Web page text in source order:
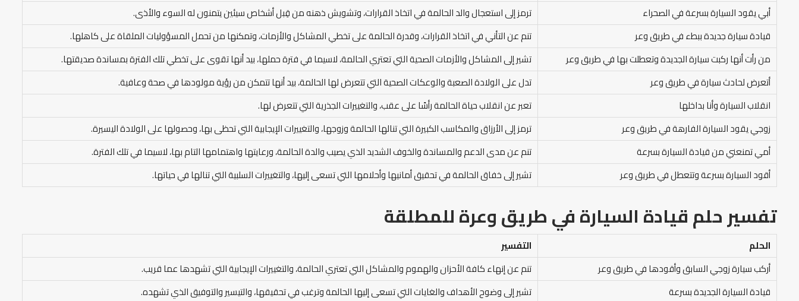
أبي يقود السيارة بسرعة في الصحراء
ترمز إلى استعجال والد الحالمة في اتخاذ القرارات، وتشويش ذهنه من قِبل أشخاص سيئين يتمنون له السوء والأذى.
قيادة سيارة جديدة ببطء في طريق وعر
تنم عن التأني في اتخاذ القرارات، وقدرة الحالمة على تخطي المشاكل والأزمات، وتمكنها من تحمل المسؤوليات الملقاة على كاهلها.
من رأت أنها ركبت سيارة الجديدة وتعطلت بها في طريق وعر
تشير إلى المشاكل والأزمات الصحية التي تعتري الحالمة، لاسيما في فترة حملها، بيد أنها تقوى على تخطي تلك الفترة بمساندة صديقتها.
أتعرض لحادث سيارة في طريق وعر
تدل على الولادة الصعبة والوعكات الصحية التي تتعرض لها الحالمة، بيد أنها تتمكن من رؤية مولودها في صحة وعافية.
انقلاب السيارة وأنا بداخلها
تعبر عن انقلاب حياة الحالمة رأسًا على عقب، والتغييرات الجذرية التي تتعرض لها.
زوجي يقود السيارة الفارهة في طريق وعر
ترمز إلى الأرزاق والمكاسب الكبيرة التي تنالها الحالمة وزوجها، والتغييرات الإيجابية التي تحظى بها، وحصولها على الولادة اليسيرة.
أمي تمنعني من قيادة السيارة بسرعة
تنم عن مدى الدعم والمساندة والخوف الشديد الذي يصيب والدة الحالمة، ورعايتها واهتمامها التام بها، لاسيما في تلك الفترة.
أقود السيارة بسرعة وتتعطل في طريق وعر
تشير إلى خفاق الحالمة في تحقيق أمانيها وأحلامها التي تسعى إليها، والتغييرات السلبية التي تنالها في حياتها.
تفسير حلم قيادة السيارة في طريق وعرة للمطلقة
الحلم
التفسير
أركب سيارة زوجي السابق وأقودها في طريق وعر
تنم عن إنهاء كافة الأحزان والهموم والمشاكل التي تعتري الحالمة، والتغييرات الإيجابية التي تشهدها عما قريب.
قيادة السيارة الجديدة بسرعة
تشير إلى وضوح الأهداف والغايات التي تسعى إليها الحالمة وترغب في تحقيقها، والتيسير والتوفيق الذي تشهده.